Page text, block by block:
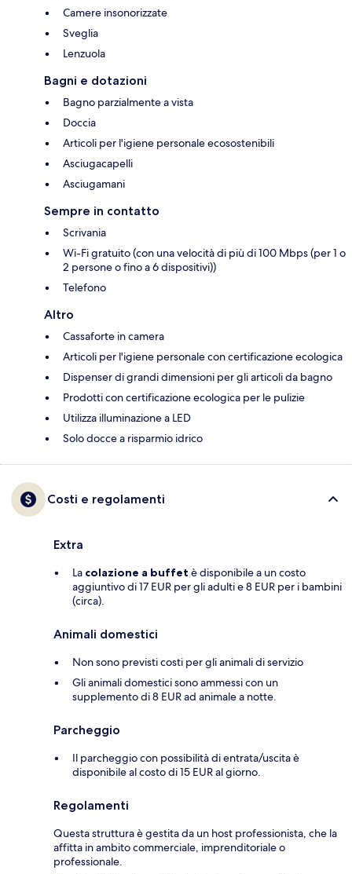
Camere insonorizzate
Sveglia
Lenzuola
Bagni e dotazioni
Bagno parzialmente a vista
Doccia
Articoli per l'igiene personale ecosostenibili
Asciugacapelli
Asciugamani
Sempre in contatto
Scrivania
Wi-Fi gratuito (con una velocità di più di 100 Mbps (per 1 o
2 persone o fino a 6 dispositivi))
Telefono
Altro
Cassaforte in camera
Articoli per l'igiene personale con certificazione ecologica
Dispenser di grandi dimensioni per gli articoli da bagno
Prodotti con certificazione ecologica per le pulizie
Utilizza illuminazione a LED
Solo docce a risparmio idrico
Costi e regolamenti
Extra
La colazione a buffet è disponibile a un costo
aggiuntivo di 17 EUR per gli adulti e 8 EUR per i bambini
(circa).
Animali domestici
Non sono previsti costi per gli animali di servizio
Gli animali domestici sono ammessi con un
supplemento di 8 EUR ad animale a notte.
Parcheggio
Il parcheggio con possibilità di entrata/uscita è
disponibile al costo di 15 EUR al giorno.
Regolamenti
Questa struttura è gestita da un host professionista, che la
affitta in ambito commerciale, imprenditoriale o
professionale.